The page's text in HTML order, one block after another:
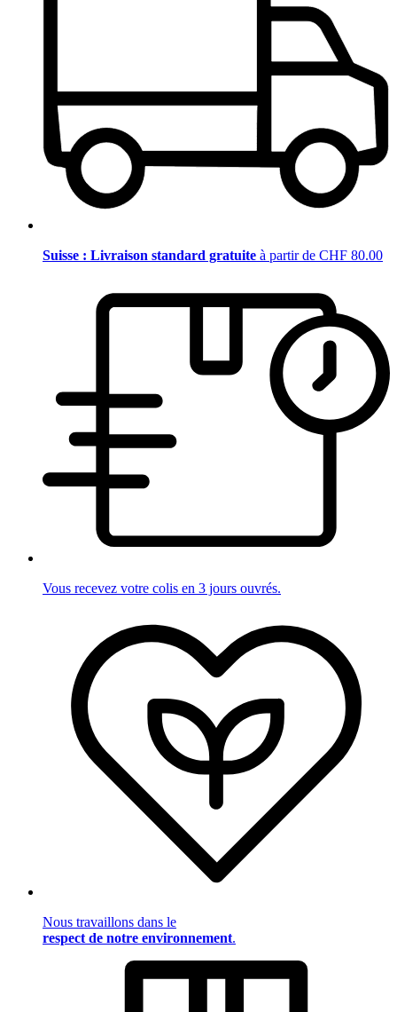
Suisse : Livraison standard gratuite à partir de CHF 80.00
Vous recevez votre colis en 3 jours ouvrés.
Nous travaillons dans le
respect de notre environnement.